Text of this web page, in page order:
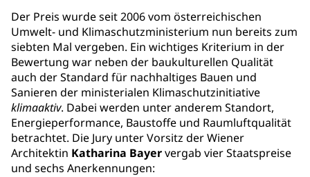
Der Preis wurde seit 2006 vom österreichischen
Umwelt- und Klimaschutzministerium nun bereits zum
siebten Mal vergeben. Ein wichtiges Kriterium in der
Bewertung war neben der baukulturellen Qualität
auch der Standard für nachhaltiges Bauen und
Sanieren der ministerialen Klimaschutzinitiative
klimaaktiv. Dabei werden unter anderem Standort,
Energieperformance, Baustoffe und Raumluftqualität
betrachtet. Die Jury unter Vorsitz der Wiener
Architektin Katharina Bayervergab vier Staatspreise
und sechs Anerkennungen: